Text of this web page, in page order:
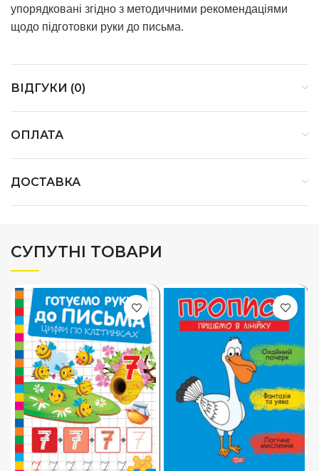
упорядковані згідно з методичними рекомендаціями
щодо підготовки руки до письма.
ВІДГУКИ (0)
ОПЛАТА
ДОСТАВКА
СУПУТНІ ТОВАРИ